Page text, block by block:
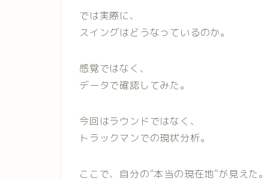
では実際に、
スイングはどうなっているのか。
感覚ではなく、
データで確認してみた。
今回はラウンドではなく、
トラックマンでの現状分析。
ここで、自分の“本当の現在地”が見えた。